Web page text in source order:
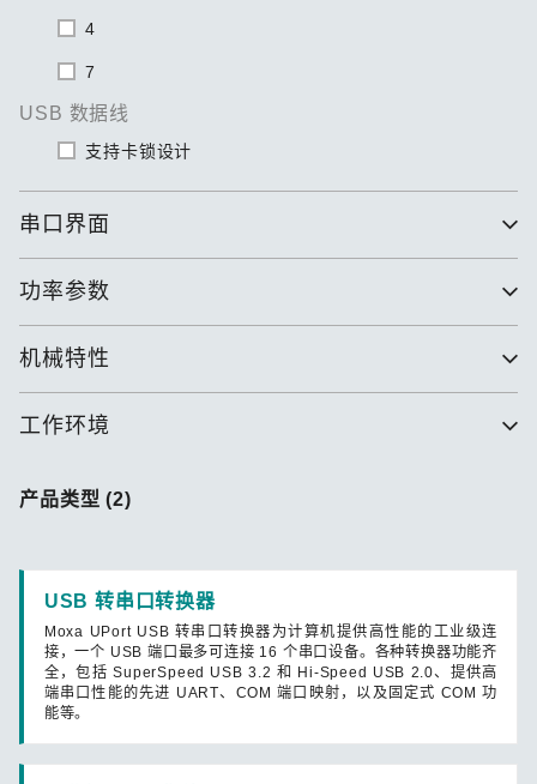
4
7
USB 数据线
支持卡锁设计
串口界面
功率参数
机械特性
工作环境
产品类型 (2)
USB 转串口转换器
Moxa UPort USB 转串口转换器为计算机提供高性能的工业级连
接，一个 USB 端口最多可连接 16 个串口设备。各种转换器功能齐
全，包括 SuperSpeed USB 3.2 和 Hi-Speed USB 2.0、提供高
端串口性能的先进 UART、COM 端口映射，以及固定式 COM 功
能等。